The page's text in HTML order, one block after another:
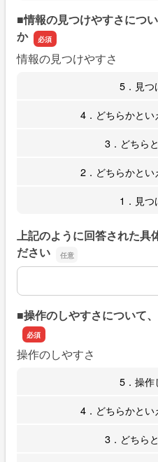
■情報の見つけやすさにつ
か
情報の見つけやすさ
5．見つ
4．どちらかと
3．どちら
2．どちらかと
1．見つ
上記のように回答された具
ださい
上記のように回答された具
■操作のしやすさについて
操作のしやすさ
5．操作
4．どちらかと
3．どちら